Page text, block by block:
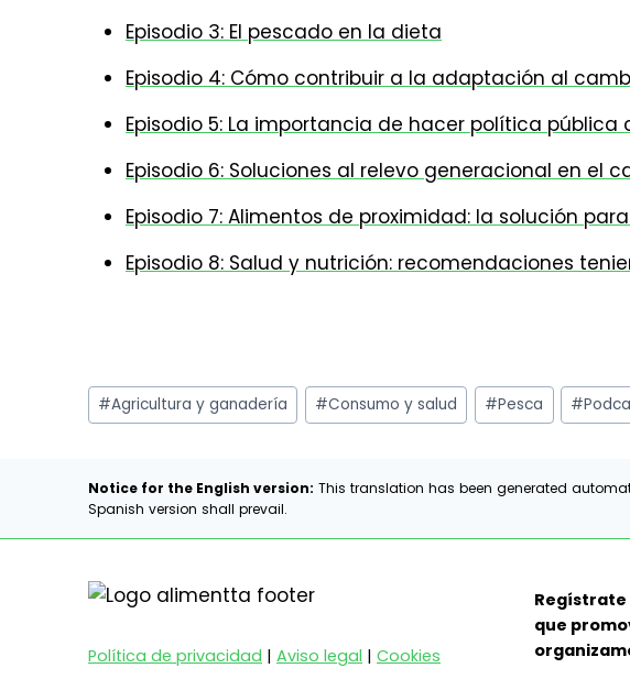
Episodio 3: El pescado en la dieta
Episodio 4: Cómo contribuir a la adaptación al
Episodio 5: La importancia de hacer política
Episodio 6: Soluciones al relevo generacional en el
Episodio 7: Alimentos de proximidad: la solución
Episodio 8: Salud y nutrición: recomendaciones
Etiquetas
de
entrada:
#Agricultura y ganadería #Consumo y salud #Pesca #
Notice for the English version: This translation has been generated
Spanish version shall prevail.
Política de privacidad | Aviso legal | Cookies
Regístrate
que